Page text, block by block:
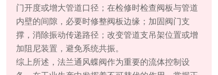
门开度或增大管道口径；在检修时检查阀板与管道
内壁的间隙，必要时修整阀板边缘；加固阀门支
撑，消除振动传递路径；改变管道支吊架位置或增
加阻尼装置，避免系统共振。
综上所述，法兰通风蝶阀作为重要的流体控制设